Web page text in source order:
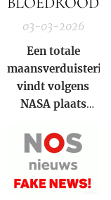
03-03-2026
Een totale
maansverduistering
vindt volgens
NASA plaats
aarde zich direct
tussen de zon en
de maan bevindt
en haar schaduw